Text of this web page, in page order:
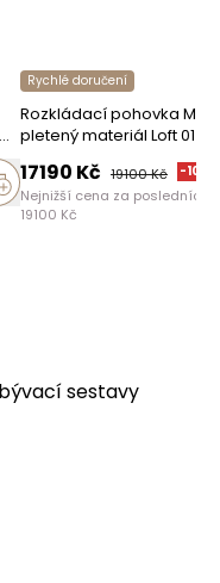
Rychlé doručení
Rozkládací pohovka
pletený materiál Loft 01 /
17190 Kč 19100Kč -10
Nejnižší cena za posledních
19100 Kč